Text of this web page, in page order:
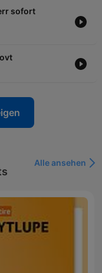
sofort
Alle ansehen